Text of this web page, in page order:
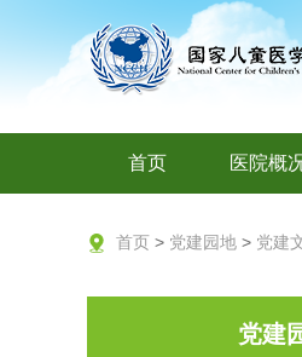
首页 医院概
首页 > 党建园地 > 党建
党建